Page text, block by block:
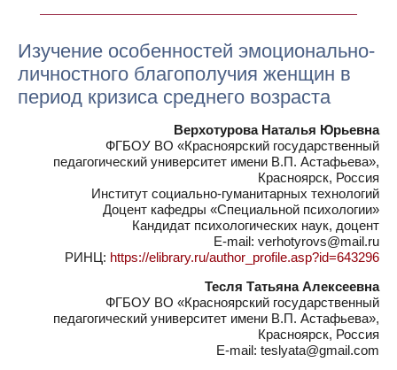
Изучение особенностей эмоционально-
личностного благополучия женщин в
период кризиса среднего возраста
Верхотурова Наталья Юрьевна
ФГБОУ ВО «Красноярский государственный
педагогический университет имени В.П. Aстафьева»,
Красноярск, Россия
Институт социально-гуманитарных технологий
Доцент кафедры «Специальной психологии»
Кандидат психологических наук, доцент
E-mail: verhotyrovs@mail.ru
РИНЦ: https://elibrary.ru/author_profile.asp?id=643296
Тесля Татьяна Алексеевна
ФГБОУ ВО «Красноярский государственный
педагогический университет имени В.П. Aстафьева»,
Красноярск, Россия
E-mail: teslyata@gmail.com